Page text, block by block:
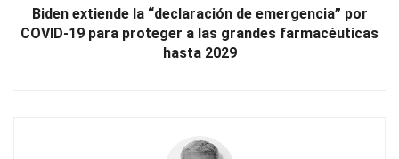
Biden extiende la “declaración de emergencia” por
COVID-19 para proteger a las grandes farmacéuticas
hasta 2029